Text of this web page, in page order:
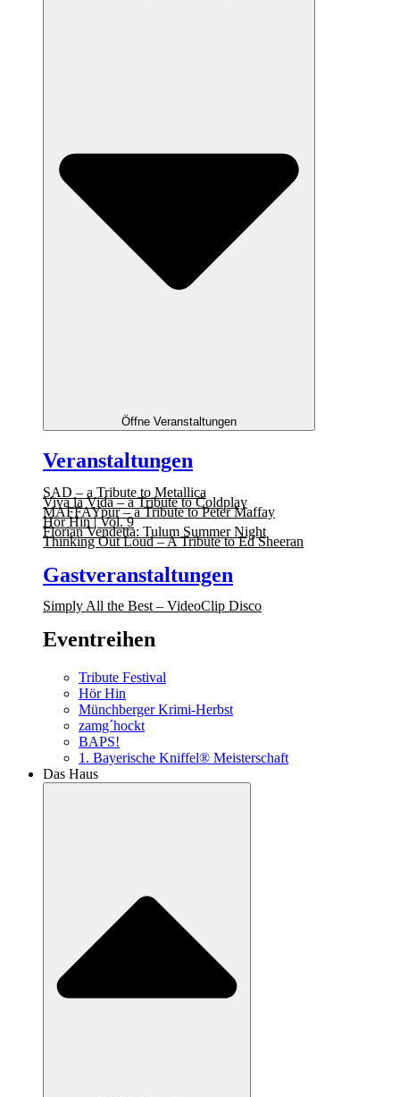
Öffne Veranstaltungen
Veranstaltungen
SAD – a Tribute to Metallica
Viva la Vida – a Tribute to Coldplay
MAFFAYpur – a Tribute to Peter Maffay
Hör Hin | Vol. 9
Florian Vendetta: Tulum Summer Night
Thinking Out Loud – A Tribute to Ed Sheeran
Gastveranstaltungen
Simply All the Best – VideoClip Disco
Eventreihen
Tribute Festival
Hör Hin
Münchberger Krimi-Herbst
zamg´hockt
BAPS!
1. Bayerische Kniffel® Meisterschaft
Das Haus